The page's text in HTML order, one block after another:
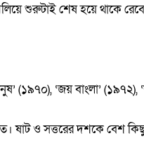
শুরুটাই শেষ হয়ে থাকে
(১৯৭০), ‘জয় বাংলা’ (১৯৭২),
ষাট ও সত্তরের দশকে বেশ